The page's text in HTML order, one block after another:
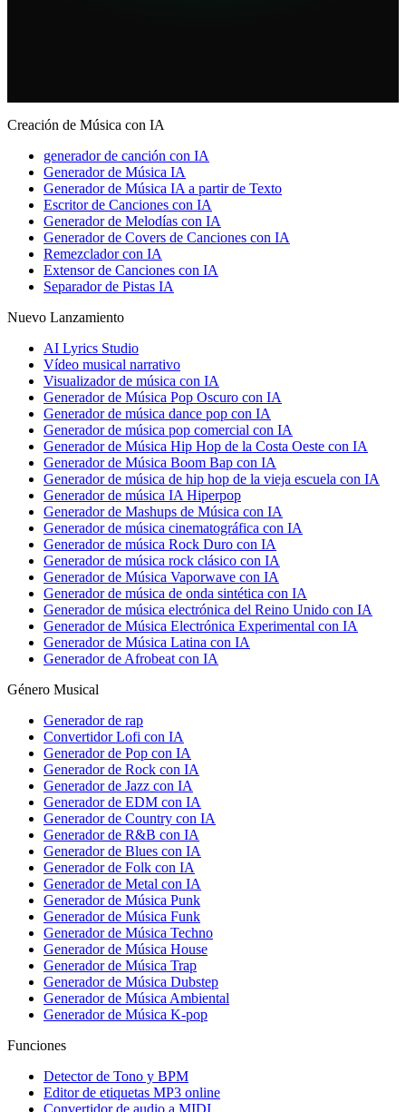
Creación de Música con IA
generador de canción con IA
Generador de Música IA
Generador de Música IA a partir de Texto
Escritor de Canciones con IA
Generador de Melodías con IA
Generador de Covers de Canciones con IA
Remezclador con IA
Extensor de Canciones con IA
Separador de Pistas IA
Nuevo Lanzamiento
AI Lyrics Studio
Vídeo musical narrativo
Visualizador de música con IA
Generador de Música Pop Oscuro con IA
Generador de música dance pop con IA
Generador de música pop comercial con IA
Generador de Música Hip Hop de la Costa Oeste con IA
Generador de Música Boom Bap con IA
Generador de música de hip hop de la vieja escuela con IA
Generador de música IA Hiperpop
Generador de Mashups de Música con IA
Generador de música cinematográfica con IA
Generador de música Rock Duro con IA
Generador de música rock clásico con IA
Generador de Música Vaporwave con IA
Generador de música de onda sintética con IA
Generador de música electrónica del Reino Unido con IA
Generador de Música Electrónica Experimental con IA
Generador de Música Latina con IA
Generador de Afrobeat con IA
Género Musical
Generador de rap
Convertidor Lofi con IA
Generador de Pop con IA
Generador de Rock con IA
Generador de Jazz con IA
Generador de EDM con IA
Generador de Country con IA
Generador de R&B con IA
Generador de Blues con IA
Generador de Folk con IA
Generador de Metal con IA
Generador de Música Punk
Generador de Música Funk
Generador de Música Techno
Generador de Música House
Generador de Música Trap
Generador de Música Dubstep
Generador de Música Ambiental
Generador de Música K-pop
Funciones
Detector de Tono y BPM
Editor de etiquetas MP3 online
Convertidor de audio a MIDI